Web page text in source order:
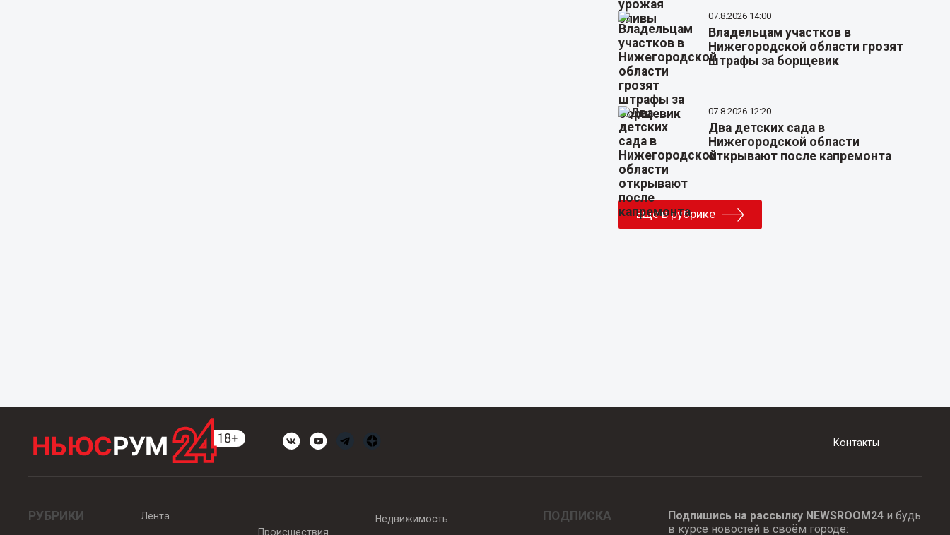
07.8.2026 14:00
Владельцам участков в
Нижегородской области грозят
штрафы за борщевик
07.8.2026 12:20
Два детских сада в
Нижегородской области
открывают после капремонта
Еще в рубрике
Контакты
РУБРИКИ
Лента
Происшествия
Недвижимость ПОДПИСКА Подпишись на рассылку NEWSROOM24и будь
в курсе новостей в своём городе: